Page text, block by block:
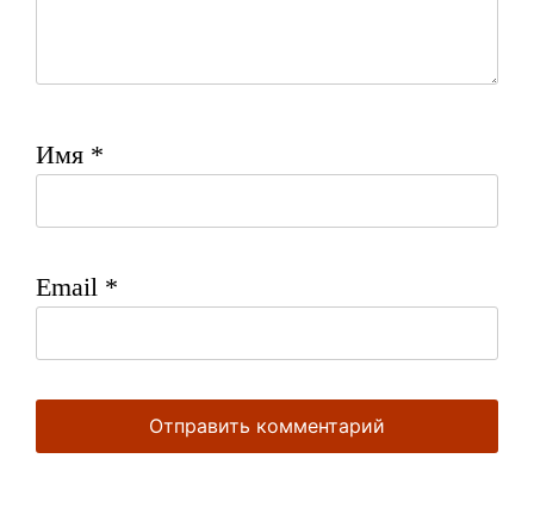
Имя *
Email *